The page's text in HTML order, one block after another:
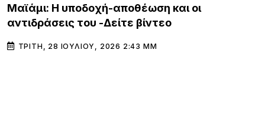
Μαϊάμι: Η υποδοχή-αποθέωση και οι
αντιδράσεις του -Δείτε βίντεο
ΤΡΊΤΗ, 28 ΙΟΥΛΊΟΥ, 2026 2:43 ΜΜ